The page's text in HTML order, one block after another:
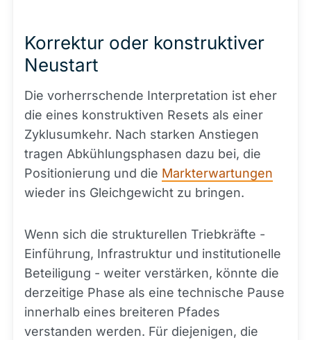
Korrektur oder konstruktiver
Neustart
Die vorherrschende Interpretation ist eher
die eines konstruktiven Resets als einer
Zyklusumkehr. Nach starken Anstiegen
tragen Abkühlungsphasen dazu bei, die
Positionierung und die Markterwartungen
wieder ins Gleichgewicht zu bringen.
Wenn sich die strukturellen Triebkräfte -
Einführung, Infrastruktur und institutionelle
Beteiligung - weiter verstärken, könnte die
derzeitige Phase als eine technische Pause
innerhalb eines breiteren Pfades
verstanden werden. Für diejenigen, die